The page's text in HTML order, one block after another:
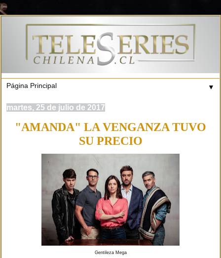
▼
martes, 25 de julio de 2017
"AMANDA" LA VENGANZA TUVO
SU PRECIO
Gentileza Mega